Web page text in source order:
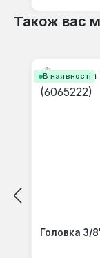
Також вас
В наявності
Головка 3/